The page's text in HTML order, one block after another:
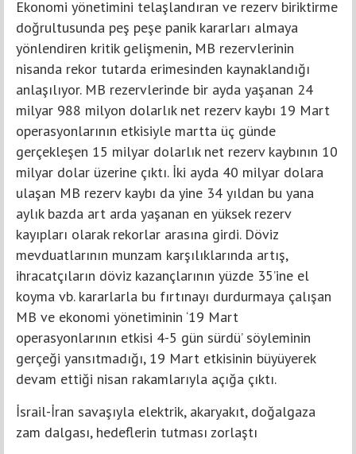
Ekonomi yönetimini telaşlandıran ve rezerv biriktirme
doğrultusunda peş peşe panik kararları almaya
yönlendiren kritik gelişmenin, MB rezervlerinin
nisanda rekor tutarda erimesinden kaynaklandığı
anlaşılıyor. MB rezervlerinde bir ayda yaşanan 24
milyar 988 milyon dolarlık net rezerv kaybı 19 Mart
operasyonlarının etkisiyle martta üç günde
gerçekleşen 15 milyar dolarlık net rezerv kaybının 10
milyar dolar üzerine çıktı. İki ayda 40 milyar dolara
ulaşan MB rezerv kaybı da yine 34 yıldan bu yana
aylık bazda art arda yaşanan en yüksek rezerv
kayıpları olarak rekorlar arasına girdi. Döviz
mevduatlarının munzam karşılıklarında artış,
ihracatçıların döviz kazançlarının yüzde 35’ine el
koyma vb. kararlarla bu fırtınayı durdurmaya çalışan
MB ve ekonomi yönetiminin ‘19 Mart
operasyonlarının etkisi 4-5 gün sürdü’ söyleminin
gerçeği yansıtmadığı, 19 Mart etkisinin büyüyerek
devam ettiği nisan rakamlarıyla açığa çıktı.
İsrail-İran savaşıyla elektrik, akaryakıt, doğalgaza
zam dalgası, hedeflerin tutması zorlaştı